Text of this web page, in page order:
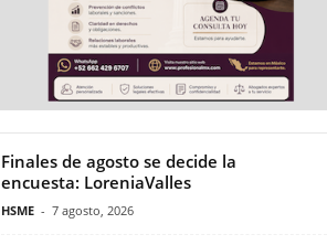
Finales de agosto se decide la
encuesta: LoreniaValles
HSME - 7 agosto, 2026